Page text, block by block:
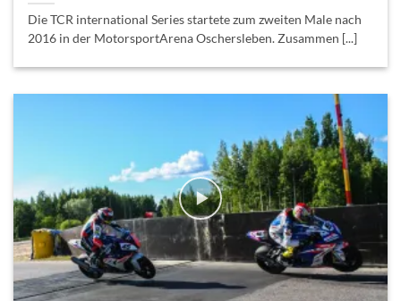
Die TCR international Series startete zum zweiten Male nach
2016 in der MotorsportArena Oschersleben. Zusammen [...]